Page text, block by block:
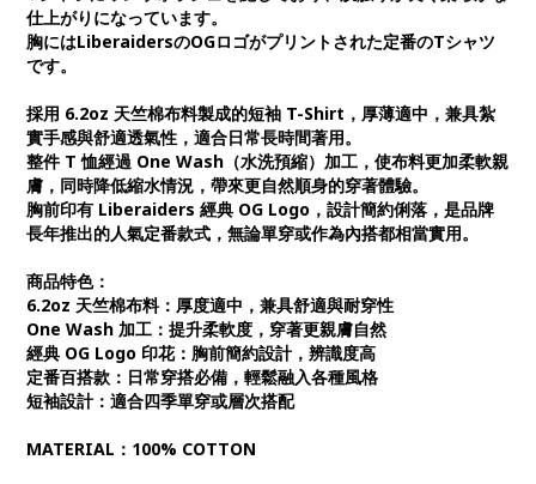
仕上がりになっています。
胸にはLiberaidersのOGロゴがプリントされた定番のTシャツ
です。
採用 6.2oz 天竺棉布料製成的短袖 T-Shirt，厚薄適中，兼具紮
實手感與舒適透氣性，適合日常長時間著用。
整件 T 恤經過 One Wash（水洗預縮）加工，使布料更加柔軟親
膚，同時降低縮水情況，帶來更自然順身的穿著體驗。
胸前印有 Liberaiders 經典 OG Logo，設計簡約俐落，是品牌
長年推出的人氣定番款式，無論單穿或作為內搭都相當實用。
商品特色：
6.2oz 天竺棉布料：厚度適中，兼具舒適與耐穿性
One Wash 加工：提升柔軟度，穿著更親膚自然
經典 OG Logo 印花：胸前簡約設計，辨識度高
定番百搭款：日常穿搭必備，輕鬆融入各種風格
短袖設計：適合四季單穿或層次搭配
MATERIAL：100% COTTON